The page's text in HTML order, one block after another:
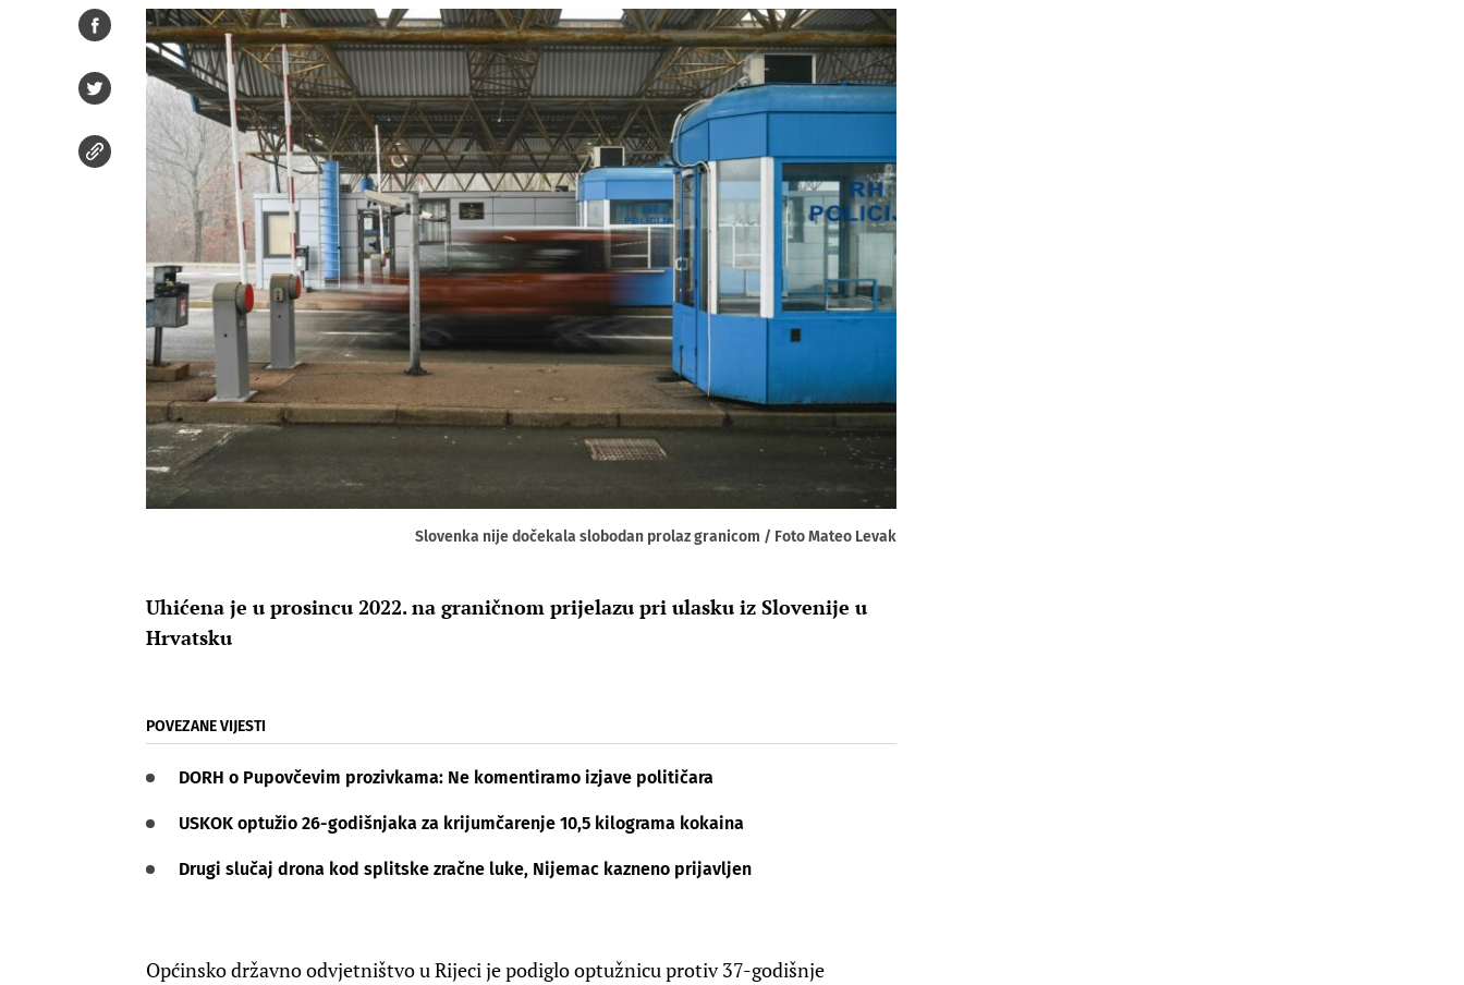
Slovenka nije dočekala slobodan prolaz granicom / Foto Mateo Levak
Uhićena je u prosincu 2022. na graničnom prijelazu pri ulasku iz Slovenije u
Hrvatsku
POVEZANE VIJESTI
DORH o Pupovčevim prozivkama: Ne komentiramo izjave političara
USKOK optužio 26-godišnjaka za krijumčarenje 10,5 kilograma kokaina
Drugi slučaj drona kod splitske zračne luke, Nijemac kazneno prijavljen
Općinsko državno odvjetništvo u Rijeci je podiglo optužnicu protiv 37-godišnje